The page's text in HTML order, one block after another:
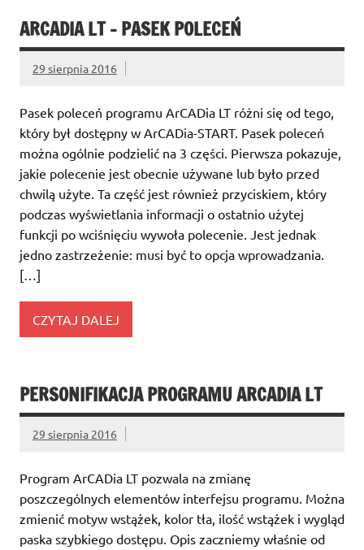
ARCADIA LT – PASEK POLECEŃ
29 sierpnia 2016
Pasek poleceń programu ArCADia LT różni się od tego,
który był dostępny w ArCADia-START. Pasek poleceń
można ogólnie podzielić na 3 części. Pierwsza pokazuje,
jakie polecenie jest obecnie używane lub było przed
chwilą użyte. Ta część jest również przyciskiem, który
podczas wyświetlania informacji o ostatnio użytej
funkcji po wciśnięciu wywoła polecenie. Jest jednak
jedno zastrzeżenie: musi być to opcja wprowadzania.
[…]
CZYTAJ DALEJ
PERSONIFIKACJA PROGRAMU ARCADIA LT
29 sierpnia 2016
Program ArCADia LT pozwala na zmianę
poszczególnych elementów interfejsu programu. Można
zmienić motyw wstążek, kolor tła, ilość wstążek i wygląd
paska szybkiego dostępu. Opis zaczniemy właśnie od